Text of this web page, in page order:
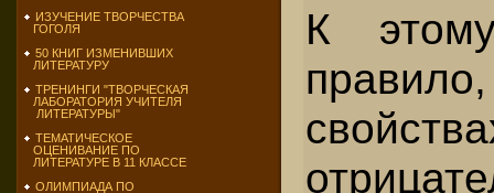
ИЗУЧЕНИЕ ТВОРЧЕСТВА
ГОГОЛЯ
50 КНИГ ИЗМЕНИВШИХ
ЛИТЕРАТУРУ
ТРЕНИНГИ "ТВОРЧЕСКАЯ
ЛАБОРАТОРИЯ УЧИТЕЛЯ
ЛИТЕРАТУРЫ"
ТЕМАТИЧЕСКОЕ
ОЦЕНИВАНИЕ ПО
ЛИТЕРАТУРЕ В 11 КЛАССЕ
ОЛИМПИАДА ПО
К